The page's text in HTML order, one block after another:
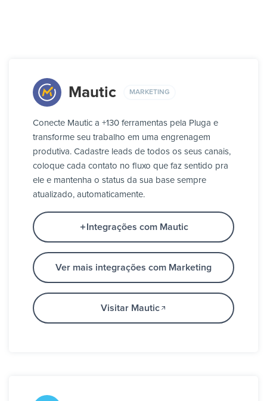
Mautic MARKETING
Conecte Mautic a +130 ferramentas pela Pluga e
transforme seu trabalho em uma engrenagem
produtiva. Cadastre leads de todos os seus canais,
coloque cada contato no fluxo que faz sentido pra
ele e mantenha o status da sua base sempre
atualizado, automaticamente.
Integrações com Mautic
Ver mais integrações com Marketing
Visitar Mautic